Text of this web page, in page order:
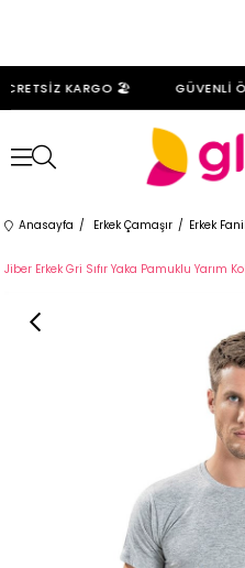
KARGO 🏖️ GÜVENLİ
Anasayfa Erkek Çamaşır Erkek
Jiber Erkek Gri Sıfır Yaka Pamuklu Yarım